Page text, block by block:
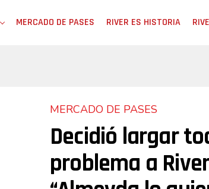
MERCADO DE PASES RIVER ES HISTORIA
MERCADO DE PASES
Decidió largar
problema a